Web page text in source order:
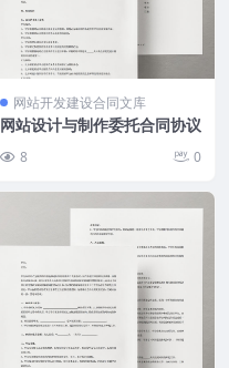
网站开发建设合同文库
网站设计与制作委托合同协议
8 0